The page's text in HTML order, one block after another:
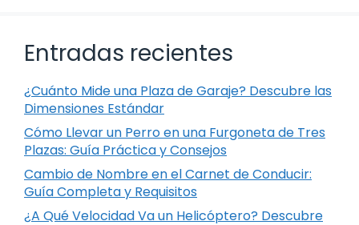
Entradas recientes
¿Cuánto Mide una Plaza de Garaje? Descubre las
Dimensiones Estándar
Cómo Llevar un Perro en una Furgoneta de Tres
Plazas: Guía Práctica y Consejos
Cambio de Nombre en el Carnet de Conducir:
Guía Completa y Requisitos
¿A Qué Velocidad Va un Helicóptero? Descubre